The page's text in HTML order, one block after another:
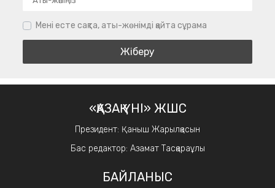
Мені есте сақта, аты-жөнімді қайта сұрама
«ҚАЗАҚ ҮНІ» ЖШС
Президент: Қаныш Жарылқасын
Бас редактор: Азамат Тасқараұлы
БАЙЛАНЫС